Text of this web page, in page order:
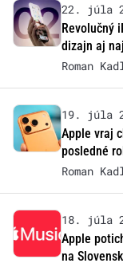
22. júla
Revolučný
dizajn aj
Roman
19. júla
Apple vraj
posledné
Roman
18. júla
Apple
na